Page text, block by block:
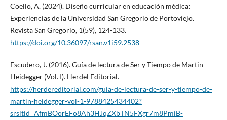
Coello, A. (2024). Diseño curricular en educación médica:
Experiencias de la Universidad San Gregorio de Portoviejo.
Revista San Gregorio, 1(59), 124-133.
https://doi.org/10.36097/rsan.v1i59.2538
Escudero, J. (2016). Guía de lectura de Ser y Tiempo de Martin
Heidegger (Vol. I). Herdel Editorial.
https://herdereditorial.com/guia-de-lectura-de-ser-y-tiempo-de-
martin-heidegger-vol-1-9788425434402?
srsltid=AfmBOorEFo8Ah3HJqZXbTN5FXgr7m8PmiB-